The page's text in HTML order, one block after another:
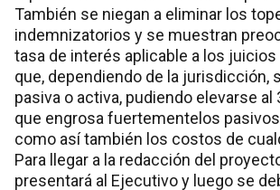
También se niegan a eliminar los
indemnizatorios y se muestran
tasa de interés aplicable a los juicios
que, dependiendo de la jurisdicción,
pasiva o activa, pudiendo elevarse al
que engrosa fuertementelos
como así también los costos de
Para llegar a la redacción del
presentará al Ejecutivo y luego se